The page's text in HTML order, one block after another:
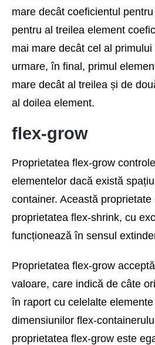
mare decât coeficientul
pentru al treilea element
mai mare decât cel al
urmare, în final, primul
mare decât al treilea și de
al doilea element.
flex-grow
Proprietatea flex-grow
elementelor dacă există
container. Această
proprietatea flex-shrink, cu
funcționează în sensul
Proprietatea flex-grow
valoare, care indică de câte
în raport cu celelalte
dimensiunilor flex-
proprietatea flex-grow este